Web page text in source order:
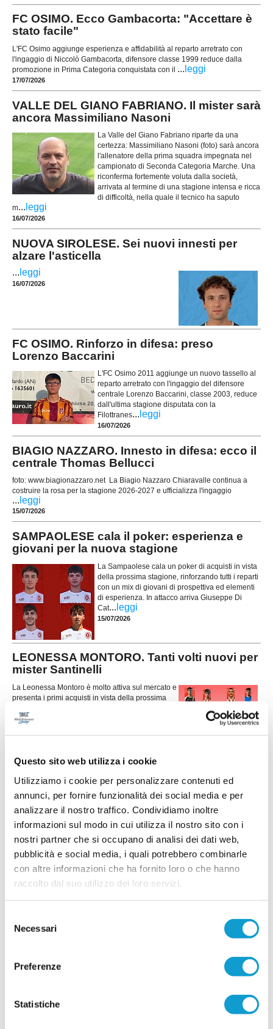
Questo sito web utilizza i cookie
Utilizziamo i cookie per personalizzare contenuti ed
annunci, per fornire funzionalità dei social media e per
analizzare il nostro traffico. Condividiamo inoltre
informazioni sul modo in cui utilizza il nostro sito con i
nostri partner che si occupano di analisi dei dati web,
pubblicità e social media, i quali potrebbero combinarle
con altre informazioni che ha fornito loro o che hanno
raccolto dal suo utilizzo dei loro servizi.
delNecessari
Preferenze
Statistiche
FC OSIMO. Ecco Gambacorta: "Accettare è
stato facile"
L'FC Osimo aggiunge esperienza e affidabilità al reparto arretrato con
l'ingaggio di Niccolò Gambacorta, difensore classe 1999 reduce dalla
promozione in Prima Categoria conquistata con il ... leggi
17/07/2026
VALLE DEL GIANO FABRIANO. Il mister sarà
ancora Massimiliano Nasoni
La Valle del Giano Fabriano riparte da una
certezza: Massimiliano Nasoni (foto) sarà ancora
l'allenatore della prima squadra impegnata nel
campionato di Seconda Categoria Marche. Una
riconferma fortemente voluta dalla società,
arrivata al termine di una stagione intensa e ricca
di difficoltà, nella quale il tecnico ha saputo
m... leggi
16/07/2026
NUOVA SIROLESE. Sei nuovi innesti per
alzare l'asticella
... leggi
16/07/2026
FC OSIMO. Rinforzo in difesa: preso
Lorenzo Baccarini
L'FC Osimo 2011 aggiunge un nuovo tassello al
reparto arretrato con l'ingaggio del difensore
centrale Lorenzo Baccarini, classe 2003, reduce
dall'ultima stagione disputata con la
Filottranes... leggi
16/07/2026
BIAGIO NAZZARO. Innesto in difesa: ecco il
centrale Thomas Bellucci
foto: www.biagionazzaro.net La Biagio Nazzaro Chiaravalle continua a
costruire la rosa per la stagione 2026-2027 e ufficializza l'ingaggio
... leggi
15/07/2026
SAMPAOLESE cala il poker: esperienza e
giovani per la nuova stagione
La Sampaolese cala un poker di acquisti in vista
della prossima stagione, rinforzando tutti i reparti
con un mix di giovani di prospettiva ed elementi
di esperienza. In attacco arriva Giuseppe Di
Cat... leggi
15/07/2026
LEONESSA MONTORO. Tanti volti nuovi per
mister Santinelli
La Leonessa Montoro è molto attiva sul mercato e
presenta i primi acquisti in vista della prossima
costruito una rosa che unisce giovani di
VILLA MUSONE molto attivo sul mercato: le
ultime novità
Il Villa Musone prosegue la costruzione della
rosa in vista della stagione 2026-2027, puntando
sulla continuità del gruppo e su alcuni innesti
mirati. La società gialloblù conferma gran parte
dell'ossatura della p
leggi
15/07/2026
Vai all'edizione provinciale